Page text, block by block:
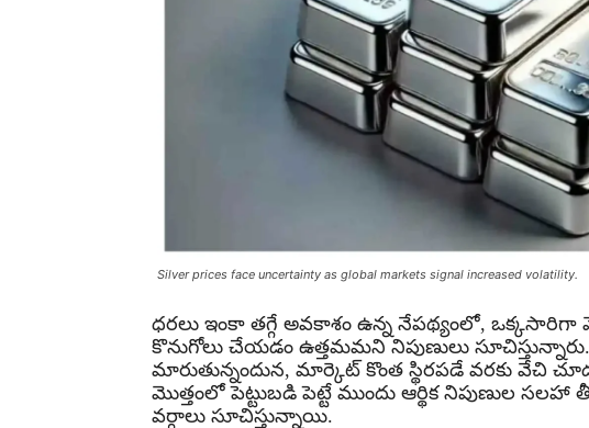
Silver prices face uncertainty as global markets signal increased volatility.
ధరలు ఇంకా తగ్గే అవకాశం ఉన్న నేపథ్యంలో, ఒక్కసారిగా
కొనుగోలు చేయడం ఉత్తమమని నిపుణులు
మారుతున్నందున, మార్కెట్ కొంత స్థిరపడే వరకు వేచి
మొత్తంలో పెట్టుబడి పెట్టే ముందు ఆర్థిక నిపుణుల
వర్గాలు సూచిస్తున్నాయి.